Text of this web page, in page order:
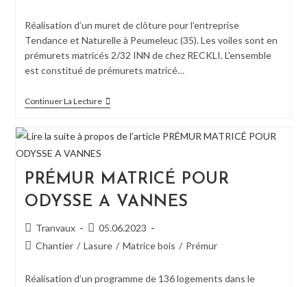
Réalisation d’un muret de clôture pour l’entreprise
Tendance et Naturelle à Peumeleuc (35). Les voiles sont en
prémurets matricés 2/32 INN de chez RECKLI. L'ensemble
est constitué de prémurets matricé…
Continuer La LecturePRÉMURET
MATRICÉ
TENDANCE
PRÉMUR MATRICÉ POUR
ODYSSE A VANNES
Auteur/autrice
de
Tranvaux
Publication
publiée :
05.06.2023
PostChantier / Lasure / Matrice bois / Prémur
Réalisation d’un programme de 136 logements dans le